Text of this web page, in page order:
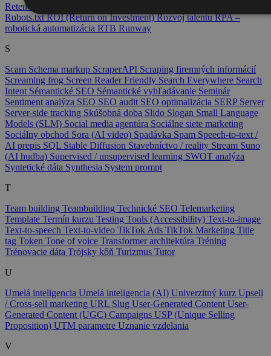
Retencia marketing
Robots.txtROI (Return on Investment)Rozvoj talentuRPA –
robotická automatizácia RTB Runway
S
Scam Schema markup ScraperAPI Scraping firemných informácií
Screaming frog Screen Reader Friendly Search Everywhere Search
Intent Sémantické SEO Sémantické vyhľadávanie Seminár
Sentiment analýza SEO SEO audit SEO optimalizácia SERP Server
Server-side tracking Skúšobná doba Slido Slogan Small Language
Models (SLM) Social media agentúra Sociálne siete marketing
Sociálny obchod Sora (AI video) Spadávka Spam Speech-to-text /
AI prepis SQL Stable Diffusion Stavebníctvo / reality Stream Suno
(AI hudba) Supervised / unsupervised learning SWOT analýza
Syntetické dáta Synthesia System prompt
T
Team building Teambuilding Technické SEO Telemarketing
Template Termín kurzu Testing Tools (Accessibility) Text-to-image
Text-to-speech Text-to-video TikTok Ads TikTok Marketing Title
tag Token Tone of voice Transformer architektúra Tréning
Trénovacie dáta Trójsky kôň Turizmus Tutor
U
Umelá inteligencia Umelá inteligencia (AI) Univerzitný kurz Upsell
/ Cross-sell marketing URL Slug User-Generated Content User-
Generated Content (UGC) Campaigns USP (Unique Selling
Proposition) UTM parametre Uznanie vzdelania
V